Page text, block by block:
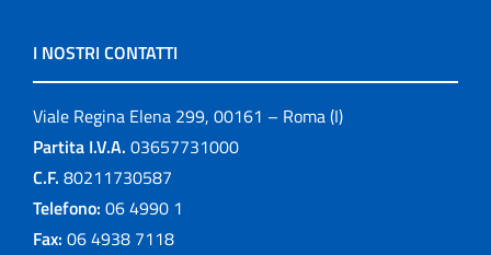
I NOSTRI CONTATTI
Viale Regina Elena 299, 00161 – Roma (I)
Partita I.V.A. 03657731000
C.F. 80211730587
Telefono: 06 4990 1
Fax: 06 4938 7118